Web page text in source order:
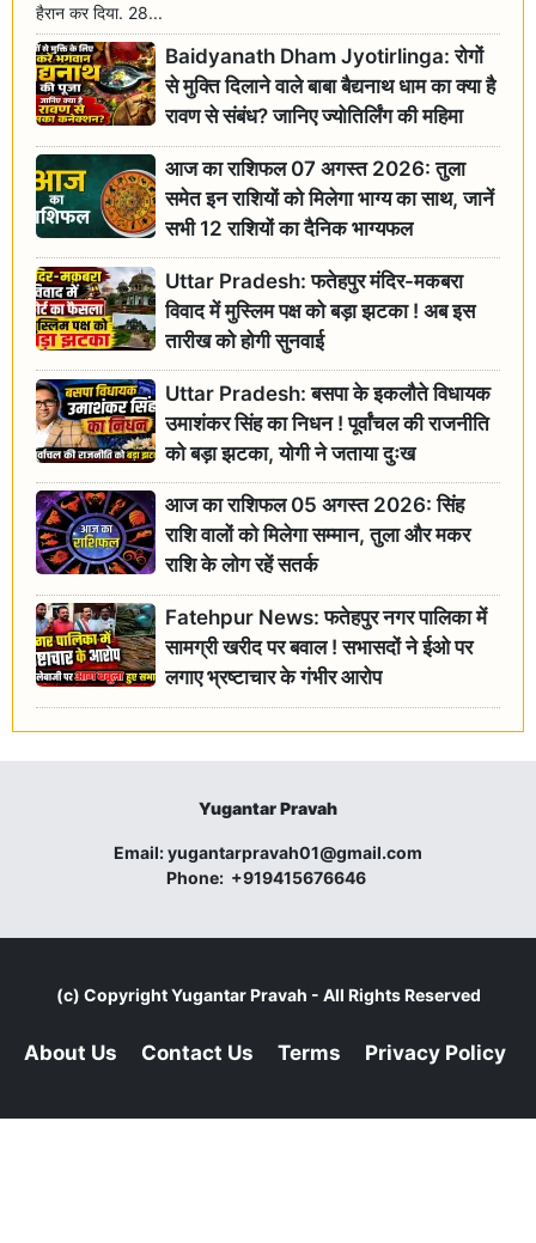
हैरान कर दिया. 28...
Baidyanath Dham Jyotirlinga: रोगों
से मुक्ति दिलाने वाले बाबा बैद्यनाथ धाम का क्या है
रावण से संबंध? जानिए ज्योतिर्लिंग की महिमा
आज का राशिफल 07 अगस्त 2026: तुला
समेत इन राशियों को मिलेगा भाग्य का साथ, जानें
सभी 12 राशियों का दैनिक भाग्यफल
Uttar Pradesh: फतेहपुर मंदिर-मकबरा
विवाद में मुस्लिम पक्ष को बड़ा झटका ! अब इस
तारीख को होगी सुनवाई
Uttar Pradesh: बसपा के इकलौते विधायक
उमाशंकर सिंह का निधन ! पूर्वांचल की राजनीति
को बड़ा झटका, योगी ने जताया दुःख
आज का राशिफल 05 अगस्त 2026: सिंह
राशि वालों को मिलेगा सम्मान, तुला और मकर
राशि के लोग रहें सतर्क
Fatehpur News: फतेहपुर नगर पालिका में
सामग्री खरीद पर बवाल ! सभासदों ने ईओ पर
लगाए भ्रष्टाचार के गंभीर आरोप
Yugantar Pravah
Email:yugantarpravah01@gmail.com
Phone: +919415676646
(c) CopyrightYugantar Pravah - All Rights Reserved
About Us Contact Us Terms Privacy Policy